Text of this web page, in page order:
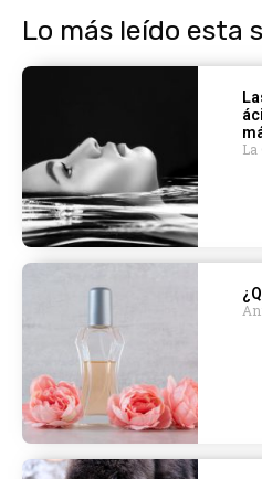
Lo más leído esta
La